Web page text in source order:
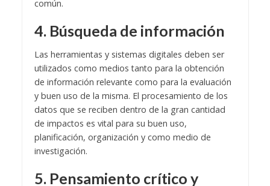
común.
4. Búsqueda de información
Las herramientas y sistemas digitales deben ser
utilizados como medios tanto para la obtención
de información relevante como para la evaluación
y buen uso de la misma. El procesamiento de los
datos que se reciben dentro de la gran cantidad
de impactos es vital para su buen uso,
planificación, organización y como medio de
investigación.
5. Pensamiento crítico y